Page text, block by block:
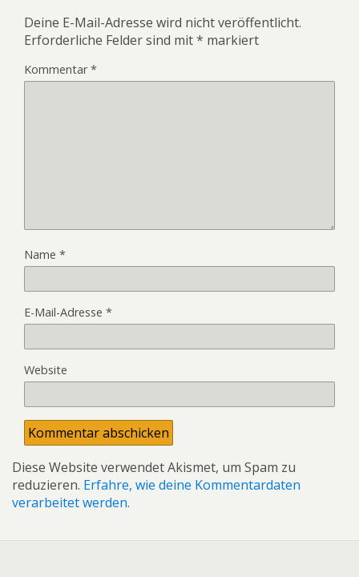
Deine E-Mail-Adresse wird nicht veröffentlicht.
Erforderliche Felder sind mit* markiert
Kommentar*
Name *
E-Mail-Adresse *
Website
Diese Website verwendet Akismet, um Spam zu
reduzieren. Erfahre, wie deine Kommentardaten
verarbeitet werden.